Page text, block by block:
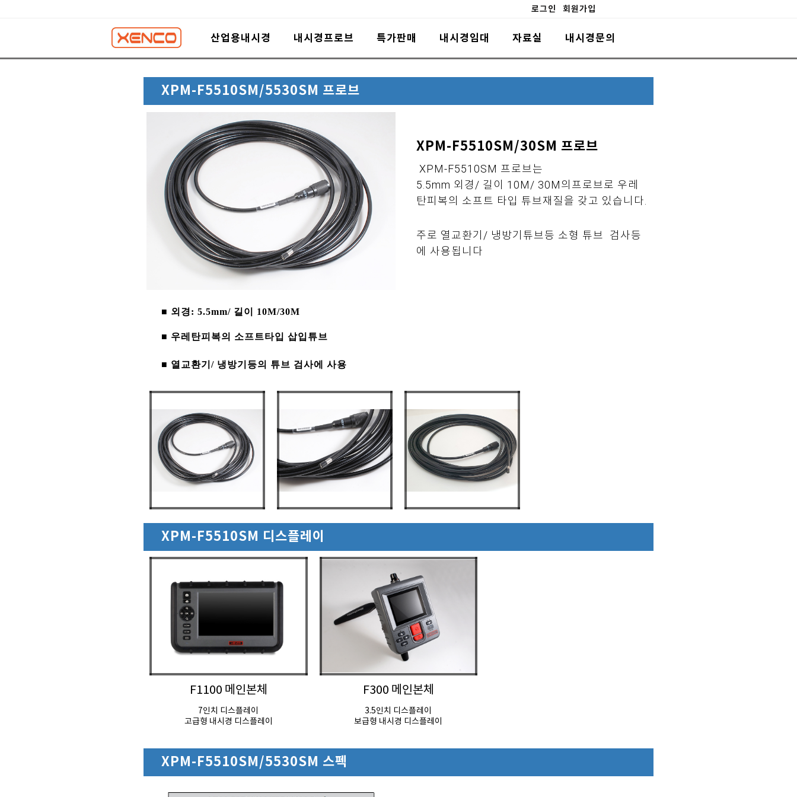
로그인 회원가입
산업용내시경 내시경프로브 특가판매 내시경임대 자료실 내시경문의
XPM-F5510SM/5530SM 프로브
XPM-F5510SM/30SM 프로브
XPM-F5510SM 프로브는
5.5mm 외경/ 길이 10M/ 30M의프로브로 우레
탄피복의 소프트 타입 튜브재질을 갖고 있습니다.
주로 열교환기/ 냉방기튜브등 소형 튜브 검사등
에 사용됩니다
■ 외경: 5.5mm/ 길이 10M/30M
■ 우레탄피복의 소프트타입 삽입튜브
■ 열교환기/ 냉방기등의 튜브 검사에 사용
XPM-F5510SM 디스플레이
F1100 메인본체
7인치 디스플레이
고급형 내시경 디스플레이
F300 메인본체
3.5인치 디스플레이
보급형 내시경 디스플레이
XPM-F5510SM/5530SM 스펙